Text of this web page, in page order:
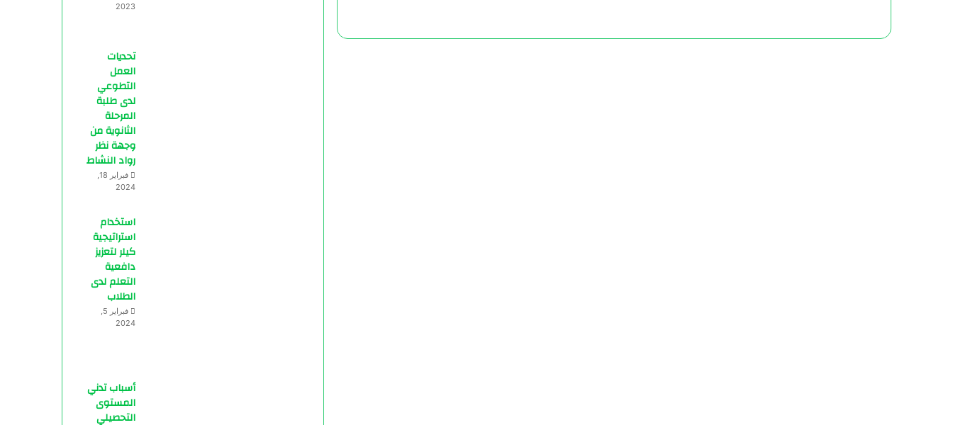
2023
تحديات
العمل
التطوعي
لدى طلبة
المرحلة
الثانوية من
وجهة نظر
رواد النشاط
فبراير 18,
2024
استخدام
استراتيجية
كيلر لتعزيز
دافعية
التعلم لدى
الطلاب
فبراير 5,
2024
أسباب تدني
المستوى
التحصيلي